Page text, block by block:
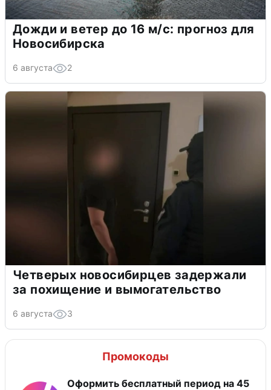
Дожди и ветер до 16 м/с: прогноз для
Новосибирска
6 августа 2
Четверых новосибирцев задержали
за похищение и вымогательство
6 августа 3
Промокоды
Оформить бесплатный период на 45